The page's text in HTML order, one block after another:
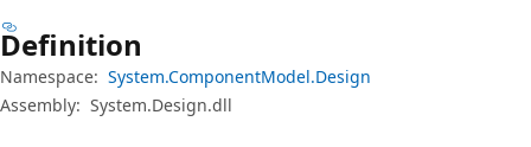
Definition
Namespace: System.ComponentModel.Design
Assembly: System.Design.dll